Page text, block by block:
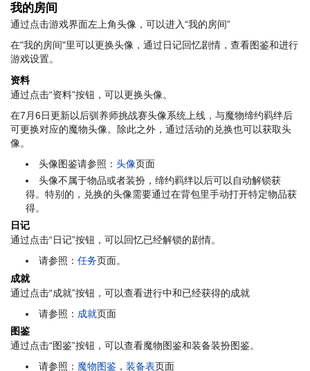
我的房间
通过点击游戏界面左上角头像，可以进入“我的房间”
在"我的房间"里可以更换头像，通过日记回忆剧情，查看图鉴和进行
游戏设置。
资料
通过点击“资料”按钮，可以更换头像。
在7月6日更新以后驯养师挑战赛头像系统上线，与魔物缔约羁绊后
可更换对应的魔物头像。除此之外，通过活动的兑换也可以获取头
像。
头像图鉴请参照：头像页面
头像不属于物品或者装扮，缔约羁绊以后可以自动解锁获
得。特别的，兑换的头像需要通过在背包里手动打开特定物品获
得。
日记
通过点击“日记”按钮，可以回忆已经解锁的剧情。
请参照：任务页面。
成就
通过点击“成就”按钮，可以查看进行中和已经获得的成就
请参照： 成就页面
图鉴
通过点击“图鉴”按钮，可以查看魔物图鉴和装备装扮图鉴。
请参照： 魔物图鉴 ，装备表页面